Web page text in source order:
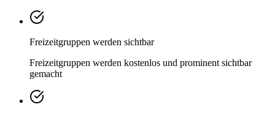
Freizeitgruppen werden sichtbar
Freizeitgruppen werden kostenlos und prominent sichtbar
gemacht